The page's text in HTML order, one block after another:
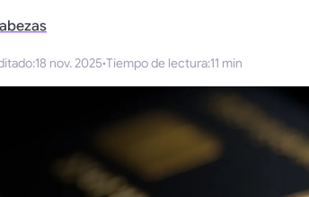
:18 nov. 2025·Tiempo de lectura:11 min